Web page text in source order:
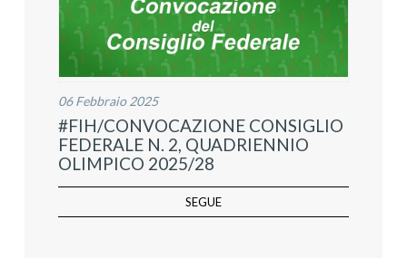
06 Febbraio 2025
#FIH/CONVOCAZIONE CONSIGLIO
FEDERALE N. 2, QUADRIENNIO
OLIMPICO 2025/28
SEGUE